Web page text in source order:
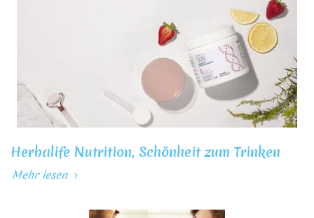
Herbalife Nutrition, Schönheit zum Trinken
Mehr lesen